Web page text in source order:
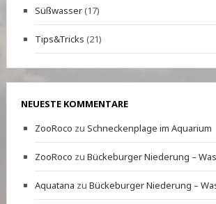
Süßwasser(17)
Tips&Tricks (21)
NEUESTE KOMMENTARE
ZooRoco zu Schneckenplage im Aquarium
ZooRoco zu Bückeburger Niederung –
Aquatana zu Bückeburger Niederung –